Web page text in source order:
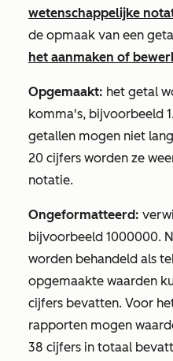
wetenschappelijke
de opmaak van een
het aanmaken of
Opgemaakt: het getal
komma's, bijvoorbeeld
getallen mogen niet
20 cijfers worden ze
notatie.
Ongeformatteerd:
bijvoorbeeld 1000000.
worden behandeld als
opgemaakte waarden
cijfers bevatten. Voor
rapporten mogen
38 cijfers in totaal